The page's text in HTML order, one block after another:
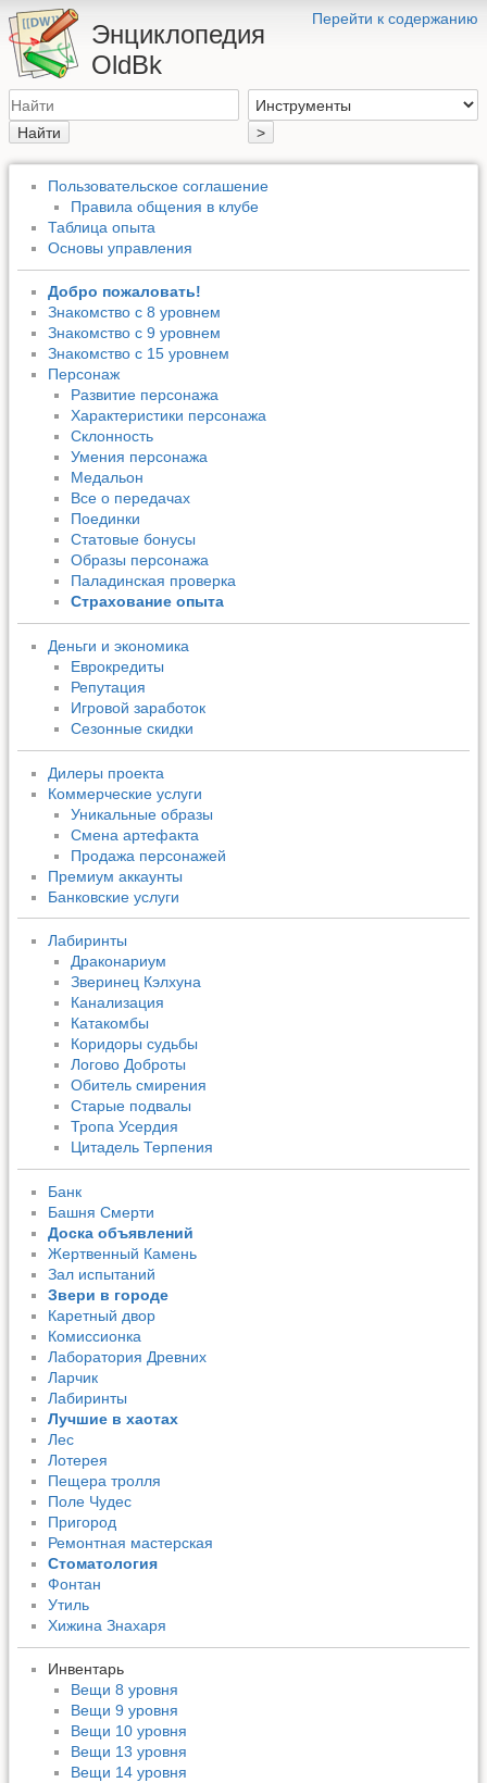
Перейти к содержанию
Энциклопедия
OldBk
Найти >
Пользовательское соглашение
Правила общения в клубе
Таблица опыта
Основы управления
Добро пожаловать!
Знакомство с 8 уровнем
Знакомство с 9 уровнем
Знакомство с 15 уровнем
Персонаж
Развитие персонажа
Характеристики персонажа
Склонность
Умения персонажа
Медальон
Все о передачах
Поединки
Статовые бонусы
Образы персонажа
Паладинская проверка
Страхование опыта
Деньги и экономика
Еврокредиты
Репутация
Игровой заработок
Сезонные скидки
Дилеры проекта
Коммерческие услуги
Уникальные образы
Смена артефакта
Продажа персонажей
Премиум аккаунты
Банковские услуги
Лабиринты
Драконариум
Зверинец Кэлхуна
Канализация
Катакомбы
Коридоры судьбы
Логово Доброты
Обитель смирения
Старые подвалы
Тропа Усердия
Цитадель Терпения
Банк
Башня Смерти
Доска объявлений
Жертвенный Камень
Зал испытаний
Звери в городе
Каретный двор
Комиссионка
Лаборатория Древних
Ларчик
Лабиринты
Лучшие в хаотах
Лес
Лотерея
Пещера тролля
Поле Чудес
Пригород
Ремонтная мастерская
Стоматология
Фонтан
Утиль
Хижина Знахаря
Инвентарь
Вещи 8 уровня
Вещи 9 уровня
Вещи 10 уровня
Вещи 13 уровня
Вещи 14 уровня